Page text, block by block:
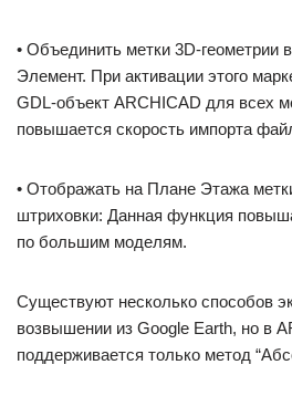
• Объединить метки 3D-геометрии
Элемент. При активации этого
GDL-объект ARCHICAD для всех
повышается скорость импорта
• Отображать на Плане Этажа
штриховки: Данная функция
по большим моделям.
Существуют несколько способов
возвышении из Google Earth, но в
поддерживается только метод